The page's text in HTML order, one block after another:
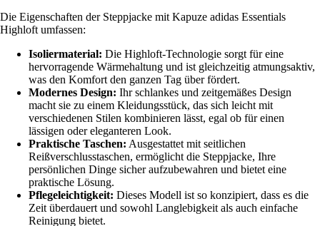
Die Eigenschaften der Steppjacke mit Kapuze adidas Essentials
Highloft umfassen:
Isoliermaterial: Die Highloft-Technologie sorgt für eine
hervorragende Wärmehaltung und ist gleichzeitig atmungsaktiv,
was den Komfort den ganzen Tag über fördert.
Modernes Design: Ihr schlankes und zeitgemäßes Design
macht sie zu einem Kleidungsstück, das sich leicht mit
verschiedenen Stilen kombinieren lässt, egal ob für einen
lässigen oder eleganteren Look.
Praktische Taschen: Ausgestattet mit seitlichen
Reißverschlusstaschen, ermöglicht die Steppjacke, Ihre
persönlichen Dinge sicher aufzubewahren und bietet eine
praktische Lösung.
Pflegeleichtigkeit: Dieses Modell ist so konzipiert, dass es die
Zeit überdauert und sowohl Langlebigkeit als auch einfache
Reinigung bietet.